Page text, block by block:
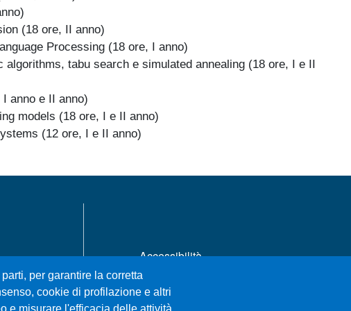
(18 ore, II anno)
Processing (18 ore, I anno)
algorithms, tabu search e simulated annealing (18 ore, I e II
anno e II anno)
models (18 ore, I e II anno)
(12 ore, I e II anno)
per garantire la corretta
cookie di profilazione e altri
Accessibilità
Mappa del sito
Privacy e cookie policy